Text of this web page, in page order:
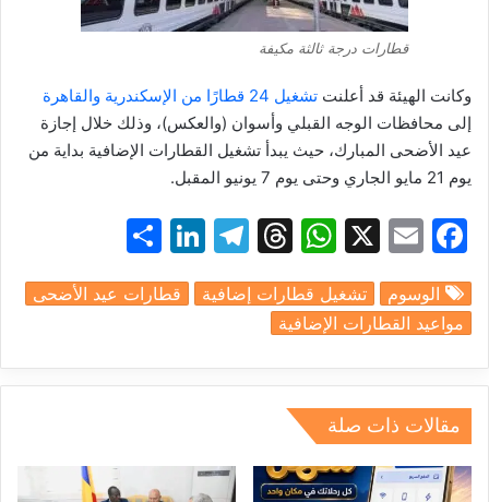
قطارات درجة ثالثة مكيفة
وكانت الهيئة قد أعلنت تشغيل 24 قطارًا من الإسكندرية والقاهرة
إلى محافظات الوجه القبلي وأسوان (والعكس)، وذلك خلال إجازة
عيد الأضحى المبارك، حيث يبدأ تشغيل القطارات الإضافية بداية من
يوم 21 مايو الجاري وحتى يوم 7 يونيو المقبل.
F
c
e
b
o
o
k
E
ai
l
X
W
at
s
A
p
T
e
d
T
e
a
Li
k
dI
ar
الوسوم تشغيل قطارات إضافية
قطارات عيد الأضحى
مواعيد القطارات الإضافية
مقالات ذات صلة